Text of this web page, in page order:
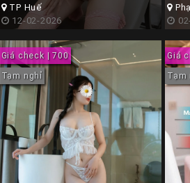
TP Huế
12-02-2026
Giá check | 700
Tạm nghỉ
Giá
Tạm